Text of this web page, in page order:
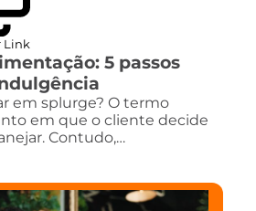
Link
5 passos
em splurge? O termo
em que o cliente decide
Contudo,…